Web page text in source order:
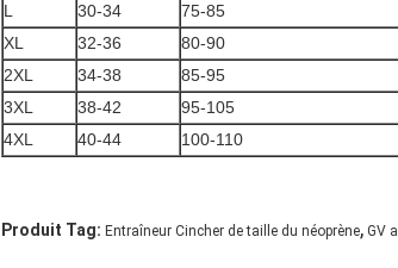
L
30-34
75-85
XL
32-36
80-90
2XL
34-38
85-95
3XL
38-42
95-105
4XL
40-44 100-110
Produit Tag: Entraîneur Cincher de taille du néoprène, GV